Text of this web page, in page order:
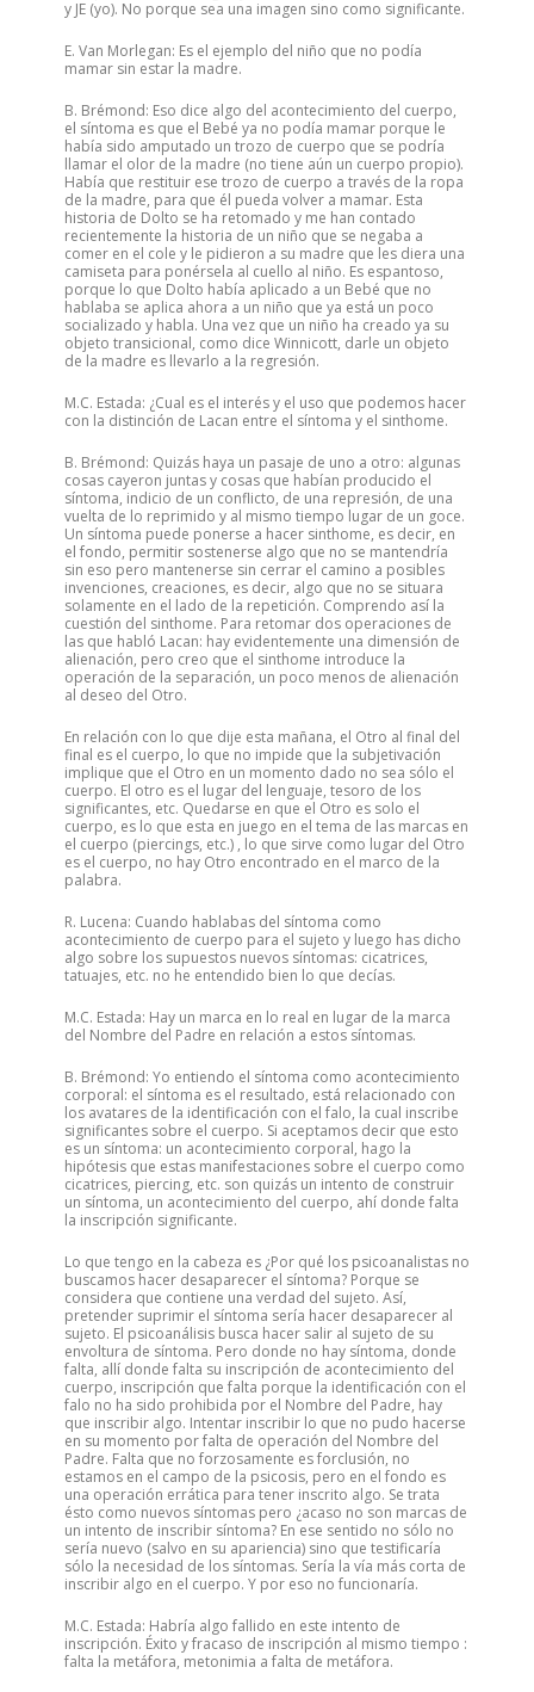
y JE (yo). No porque sea una imagen sino como significante.
E. Van Morlegan: Es el ejemplo del niño que no podía
mamar sin estar la madre.
B. Brémond: Eso dice algo del acontecimiento del cuerpo,
el síntoma es que el Bebé ya no podía mamar porque le
había sido amputado un trozo de cuerpo que se podría
llamar el olor de la madre (no tiene aún un cuerpo propio).
Había que restituir ese trozo de cuerpo a través de la ropa
de la madre, para que él pueda volver a mamar. Esta
historia de Dolto se ha retomado y me han contado
recientemente la historia de un niño que se negaba a
comer en el cole y le pidieron a su madre que les diera una
camiseta para ponérsela al cuello al niño. Es espantoso,
porque lo que Dolto había aplicado a un Bebé que no
hablaba se aplica ahora a un niño que ya está un poco
socializado y habla. Una vez que un niño ha creado ya su
objeto transicional, como dice Winnicott, darle un objeto
de la madre es llevarlo a la regresión.
M.C. Estada: ¿Cual es el interés y el uso que podemos hacer
con la distinción de Lacan entre el síntoma y el sinthome.
B. Brémond: Quizás haya un pasaje de uno a otro: algunas
cosas cayeron juntas y cosas que habían producido el
síntoma, indicio de un conflicto, de una represión, de una
vuelta de lo reprimido y al mismo tiempo lugar de un goce.
Un síntoma puede ponerse a hacer sinthome, es decir, en
el fondo, permitir sostenerse algo que no se mantendría
sin eso pero mantenerse sin cerrar el camino a posibles
invenciones, creaciones, es decir, algo que no se situara
solamente en el lado de la repetición. Comprendo así la
cuestión del sinthome. Para retomar dos operaciones de
las que habló Lacan: hay evidentemente una dimensión de
alienación, pero creo que el sinthome introduce la
operación de la separación, un poco menos de alienación
al deseo del Otro.
En relación con lo que dije esta mañana, el Otro al final del
final es el cuerpo, lo que no impide que la subjetivación
implique que el Otro en un momento dado no sea sólo el
cuerpo. El otro es el lugar del lenguaje, tesoro de los
significantes, etc. Quedarse en que el Otro es solo el
cuerpo, es lo que esta en juego en el tema de las marcas en
el cuerpo (piercings, etc.) , lo que sirve como lugar del Otro
es el cuerpo, no hay Otro encontrado en el marco de la
palabra.
R. Lucena: Cuando hablabas del síntoma como
acontecimiento de cuerpo para el sujeto y luego has dicho
algo sobre los supuestos nuevos síntomas: cicatrices,
tatuajes, etc. no he entendido bien lo que decías.
M.C. Estada: Hay un marca en lo real en lugar de la marca
del Nombre del Padre en relación a estos síntomas.
B. Brémond: Yo entiendo el síntoma como acontecimiento
corporal: el síntoma es el resultado, está relacionado con
los avatares de la identificación con el falo, la cual inscribe
significantes sobre el cuerpo. Si aceptamos decir que esto
es un síntoma: un acontecimiento corporal, hago la
hipótesis que estas manifestaciones sobre el cuerpo como
cicatrices, piercing, etc. son quizás un intento de construir
un síntoma, un acontecimiento del cuerpo, ahí donde falta
la inscripción significante.
Lo que tengo en la cabeza es ¿Por qué los psicoanalistas no
buscamos hacer desaparecer el síntoma? Porque se
considera que contiene una verdad del sujeto. Así,
pretender suprimir el síntoma sería hacer desaparecer al
sujeto. El psicoanálisis busca hacer salir al sujeto de su
envoltura de síntoma. Pero donde no hay síntoma, donde
falta, allí donde falta su inscripción de acontecimiento del
cuerpo, inscripción que falta porque la identificación con el
falo no ha sido prohibida por el Nombre del Padre, hay
que inscribir algo. Intentar inscribir lo que no pudo hacerse
en su momento por falta de operación del Nombre del
Padre. Falta que no forzosamente es forclusión, no
estamos en el campo de la psicosis, pero en el fondo es
una operación errática para tener inscrito algo. Se trata
ésto como nuevos síntomas pero ¿acaso no son marcas de
un intento de inscribir síntoma? En ese sentido no sólo no
sería nuevo (salvo en su apariencia) sino que testificaría
sólo la necesidad de los síntomas. Sería la vía más corta de
inscribir algo en el cuerpo. Y por eso no funcionaría.
M.C. Estada: Habría algo fallido en este intento de
inscripción. Éxito y fracaso de inscripción al mismo tiempo :
falta la metáfora, metonimia a falta de metáfora.